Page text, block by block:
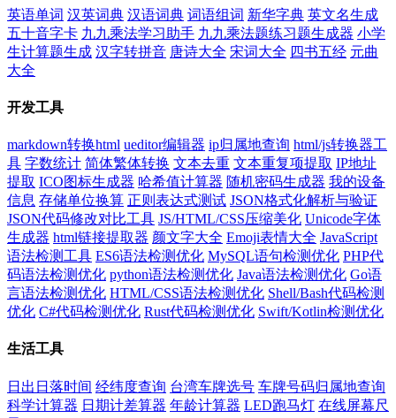
英语单词 汉英词典 汉语词典 词语组词 新华字典 英文名生成
五十音字卡 九九乘法学习助手 九九乘法题练习题生成器 小学
生计算题生成 汉字转拼音 唐诗大全 宋词大全 四书五经 元曲
大全
开发工具
markdown转换html ueditor编辑器 ip归属地查询 html/js转换器工
具 字数统计 简体繁体转换 文本去重 文本重复项提取 IP地址
提取 ICO图标生成器 哈希值计算器 随机密码生成器 我的设备
信息 存储单位换算 正则表达式测试 JSON格式化解析与验证
JSON代码修改对比工具 JS/HTML/CSS压缩美化 Unicode字体
生成器 html链接提取器 颜文字大全 Emoji表情大全 JavaScript
语法检测工具 ES6语法检测优化 MySQL语句检测优化 PHP代
码语法检测优化 python语法检测优化 Java语法检测优化 Go语
言语法检测优化 HTML/CSS语法检测优化 Shell/Bash代码检测
优化 C#代码检测优化 Rust代码检测优化 Swift/Kotlin检测优化
生活工具
日出日落时间 经纬度查询 台湾车牌选号 车牌号码归属地查询
科学计算器 日期计差算器 年龄计算器 LED跑马灯 在线屏幕尺